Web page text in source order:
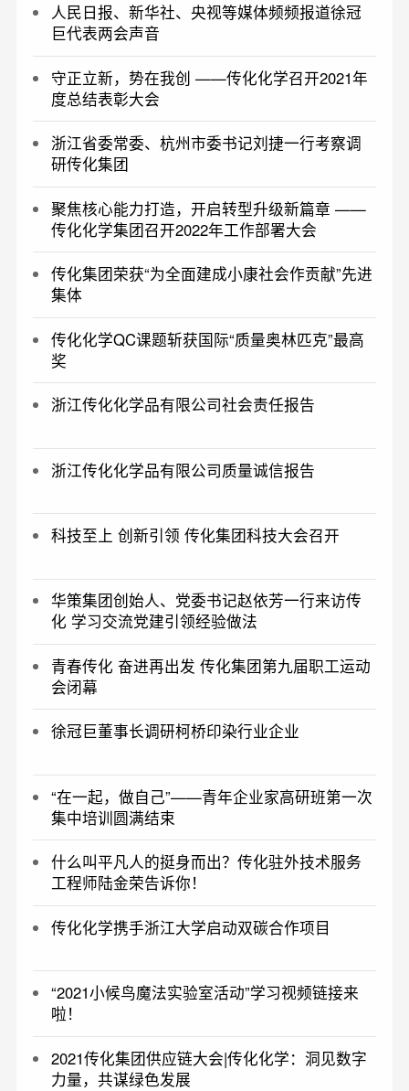
人民日报、新华社、央视等媒体频频报道徐冠
巨代表两会声音
守正立新，势在我创 ——传化化学召开2021年
度总结表彰大会
浙江省委常委、杭州市委书记刘捷一行考察调
研传化集团
聚焦核心能力打造，开启转型升级新篇章 ——
传化化学集团召开2022年工作部署大会
传化集团荣获“为全面建成小康社会作贡献”先进
集体
传化化学QC课题斩获国际“质量奥林匹克”最高
奖
浙江传化化学品有限公司社会责任报告
浙江传化化学品有限公司质量诚信报告
科技至上 创新引领 传化集团科技大会召开
华策集团创始人、党委书记赵依芳一行来访传
化 学习交流党建引领经验做法
青春传化 奋进再出发 传化集团第九届职工运动
会闭幕
徐冠巨董事长调研柯桥印染行业企业
“在一起，做自己”——青年企业家高研班第一次
集中培训圆满结束
什么叫平凡人的挺身而出？传化驻外技术服务
工程师陆金荣告诉你！
传化化学携手浙江大学启动双碳合作项目
“2021小候鸟魔法实验室活动”学习视频链接来
啦！
2021传化集团供应链大会|传化化学：洞见数字
力量，共谋绿色发展